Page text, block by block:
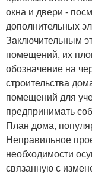
окна и двери -
дополнительных
Заключительным
помещений, их
обозначение на
строительства
помещений для
предпринимать
План дома,
Неправильное
необходимости
связанную с